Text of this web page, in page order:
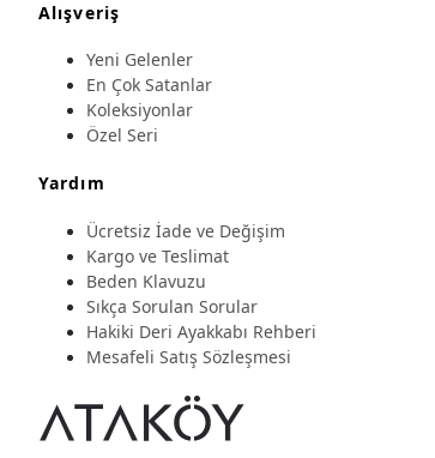
Alışveriş
Yeni Gelenler
En Çok Satanlar
Koleksiyonlar
Özel Seri
Yardım
Ücretsiz İade ve Değişim
Kargo ve Teslimat
Beden Klavuzu
Sıkça Sorulan Sorular
Hakiki Deri Ayakkabı Rehberi
Mesafeli Satış Sözleşmesi